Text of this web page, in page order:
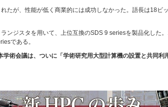
が、性能が低く商業的には成功しなかった。語長は18ビ
ンジスタを用いて、上位互換のSDS 9 seriesを製品化した
である。
術会議は、ついに「学術研究用大型計算機の設置と共同